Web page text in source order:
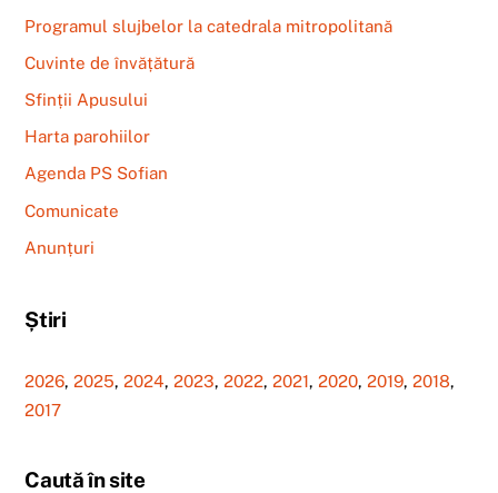
Programul slujbelor la catedrala mitropolitană
Cuvinte de învățătură
Sfinții Apusului
Harta parohiilor
Agenda PS Sofian
Comunicate
Anunțuri
Știri
2026,2025,2024,2023,2022,2021,2020,2019,2018,
2017
Caută în site